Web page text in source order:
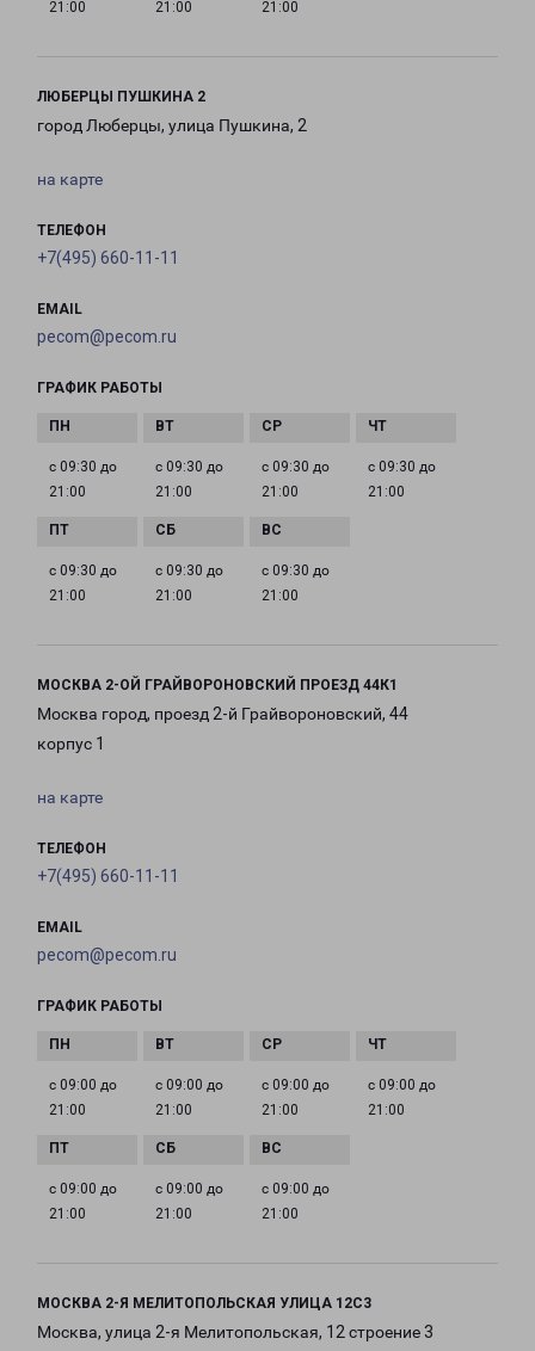
21:00 21:00 21:00
ЛЮБЕРЦЫ ПУШКИНА 2
город Люберцы, улица Пушкина, 2
на карте
ТЕЛЕФОН
+7(495) 660-11-11
EMAIL
pecom@pecom.ru
ГРАФИК РАБОТЫ
с 09:30 до
21:00
с 09:30 до
21:00
с 09:30 до
21:00
с 09:30 до
21:00
с 09:30 до
21:00
с 09:30 до
21:00
с 09:30 до
21:00
МОСКВА 2-ОЙ ГРАЙВОРОНОВСКИЙ ПРОЕЗД 44К1
Москва город, проезд 2-й Грайвороновский, 44
корпус 1
на карте
ТЕЛЕФОН
+7(495) 660-11-11
EMAIL
pecom@pecom.ru
ГРАФИК РАБОТЫ
с 09:00 до
21:00
с 09:00 до
21:00
с 09:00 до
21:00
с 09:00 до
21:00
с 09:00 до
21:00
с 09:00 до
21:00
с 09:00 до
21:00
МОСКВА 2-Я МЕЛИТОПОЛЬСКАЯ УЛИЦА 12С3
Москва, улица 2-я Мелитопольская, 12 строение 3